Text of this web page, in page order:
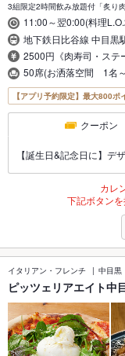
3組限定2時間飲み放題付「炙り
11:00～翌0:00(料理
地下鉄日比谷線 中目
2500円《肉寿司・ステ
50席(お洒落空間 1名
【アプリ予約限定】最大800ポ
クーポン
【誕生日&記念日に】デ
カレ
下記ボタンを
イタリアン・フレンチ 中目黒
ピッツェリアエイト中